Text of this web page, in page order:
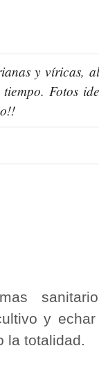
y víricas,
Fotos
y
la totalidad.